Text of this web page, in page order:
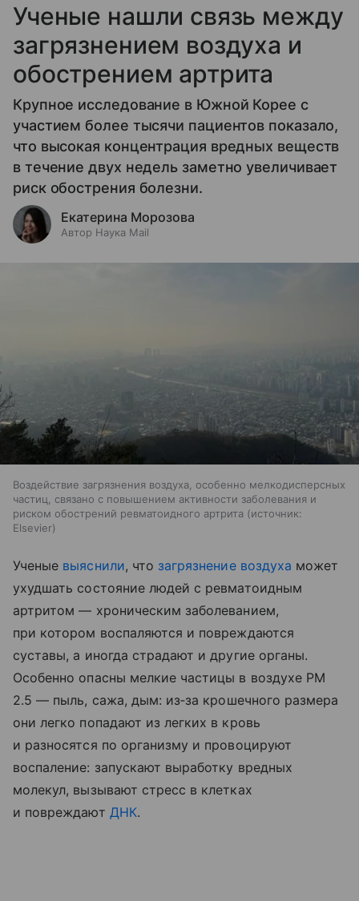
Ученые нашли связь между
загрязнением воздуха и
обострением артрита
Крупное исследование в Южной Корее с
участием более тысячи пациентов показало,
что высокая концентрация вредных веществ
в течение двух недель заметно увеличивает
риск обострения болезни.
Екатерина Морозова
Автор Наука Mail
Воздействие загрязнения воздуха, особенно мелкодисперсных
частиц, связано с повышением активности заболевания и
риском обострений ревматоидного артрита
источник:
Elsevier
Ученые выяснили, что загрязнение воздуха может
ухудшать состояние людей с ревматоидным
артритом — хроническим заболеванием,
при котором воспаляются и повреждаются
суставы, а иногда страдают и другие органы.
Особенно опасны мелкие частицы в воздухе PM
2.5 — пыль, сажа, дым: из‑за крошечного размера
они легко попадают из легких в кровь
и разносятся по организму и провоцируют
воспаление: запускают выработку вредных
молекул, вызывают стресс в клетках
и повреждают ДНК.